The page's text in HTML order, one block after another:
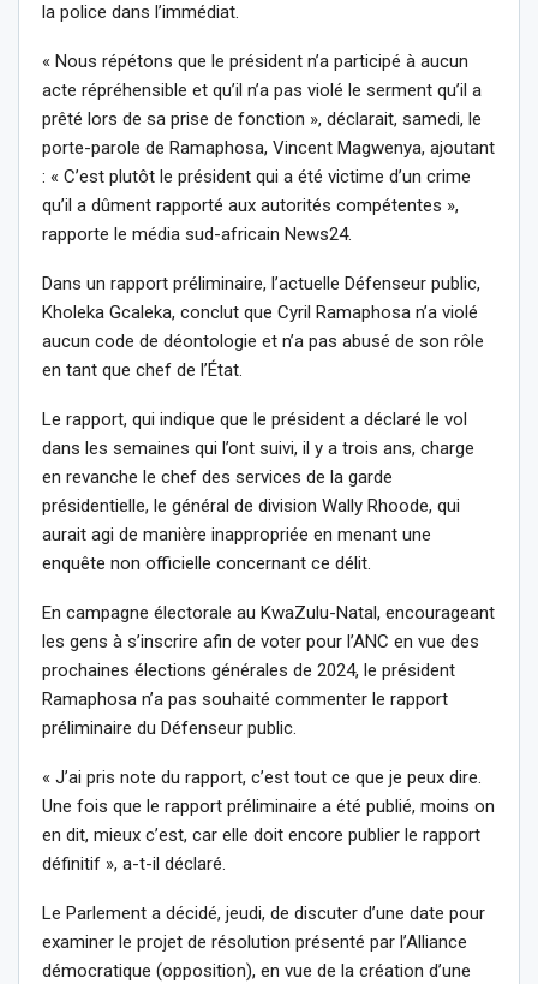
la police dans l’immédiat.
« Nous répétons que le président n’a participé à aucun
acte répréhensible et qu’il n’a pas violé le serment qu’il a
prêté lors de sa prise de fonction », déclarait, samedi, le
porte-parole de Ramaphosa, Vincent Magwenya, ajoutant
: « C’est plutôt le président qui a été victime d’un crime
qu’il a dûment rapporté aux autorités compétentes »,
rapporte le média sud-africain News24.
Dans un rapport préliminaire, l’actuelle Défenseur public,
Kholeka Gcaleka, conclut que Cyril Ramaphosa n’a violé
aucun code de déontologie et n’a pas abusé de son rôle
en tant que chef de l’État.
Le rapport, qui indique que le président a déclaré le vol
dans les semaines qui l’ont suivi, il y a trois ans, charge
en revanche le chef des services de la garde
présidentielle, le général de division Wally Rhoode, qui
aurait agi de manière inappropriée en menant une
enquête non officielle concernant ce délit.
En campagne électorale au KwaZulu-Natal, encourageant
les gens à s’inscrire afin de voter pour l’ANC en vue des
prochaines élections générales de 2024, le président
Ramaphosa n’a pas souhaité commenter le rapport
préliminaire du Défenseur public.
« J’ai pris note du rapport, c’est tout ce que je peux dire.
Une fois que le rapport préliminaire a été publié, moins on
en dit, mieux c’est, car elle doit encore publier le rapport
définitif », a-t-il déclaré.
Le Parlement a décidé, jeudi, de discuter d’une date pour
examiner le projet de résolution présenté par l’Alliance
démocratique (opposition), en vue de la création d’une